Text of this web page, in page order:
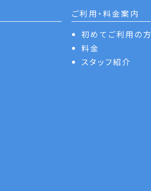
ご利用・料金案内
初めてご利用の方
料金
スタッフ紹介